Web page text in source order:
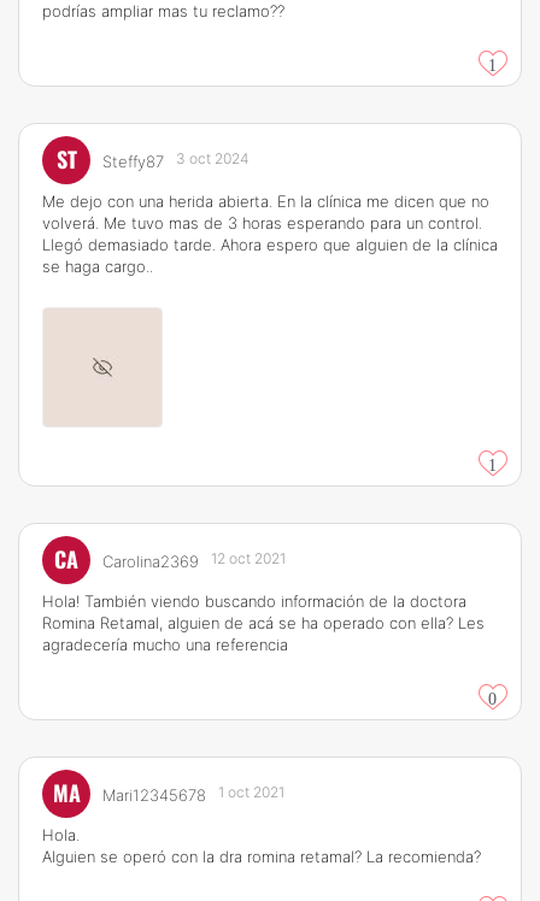
podrías ampliar mas tu reclamo??
1
ST Steffy87 3 oct 2024
Me dejo con una herida abierta. En la clínica me dicen que no
volverá. Me tuvo mas de 3 horas esperando para un control.
Llegó demasiado tarde. Ahora espero que alguien de la clínica
se haga cargo..
1
CA Carolina2369 12 oct 2021
Hola! También viendo buscando información de la doctora
Romina Retamal, alguien de acá se ha operado con ella? Les
agradecería mucho una referencia
0
MA Mari12345678 1 oct 2021
Hola.
Alguien se operó con la dra romina retamal? La recomienda?